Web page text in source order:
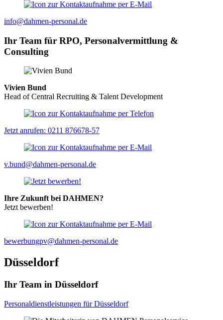
info@dahmen-personal.de
Ihr Team für RPO, Personalvermittlung &
Consulting
Vivien Bund
Head of Central Recruiting & Talent Development
Jetzt anrufen: 0211 876678-57
v.bund@dahmen-personal.de
Ihre Zukunft bei DAHMEN?
Jetzt bewerben!
bewerbungpv@dahmen-personal.de
Düsseldorf
Ihr Team in Düsseldorf
Personaldienstleistungen für Düsseldorf